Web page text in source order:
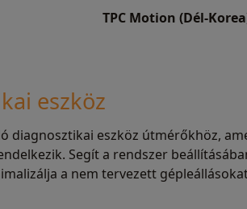
TPC Motion (Dél-
eszköz
diagnosztikai eszköz útmérőkhöz,
Segít a rendszer
a nem tervezett